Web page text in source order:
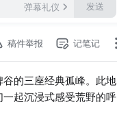
弹幕礼仪 发送
稿件举报 记笔记
的三座经典孤峰。此地
起沉浸式感受荒野的呼